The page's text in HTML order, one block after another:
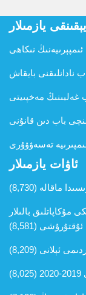
يېقىنقى يازمىلار
نىكاھى
نادانلىقنى بايقاش
غەلبىنىڭ مەخپىيتى
باب دىن قانۇنى
تەسەۋۋۇرى
ئاۋات يازمىلار
(8,730)
مۇكاپاتلىق بالىلار
ئۇقتۇرۇشى (8,581)
ئېلانى (8,209)
(8,025)